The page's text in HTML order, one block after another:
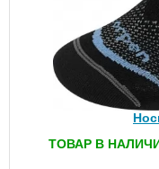
ТОВАР В